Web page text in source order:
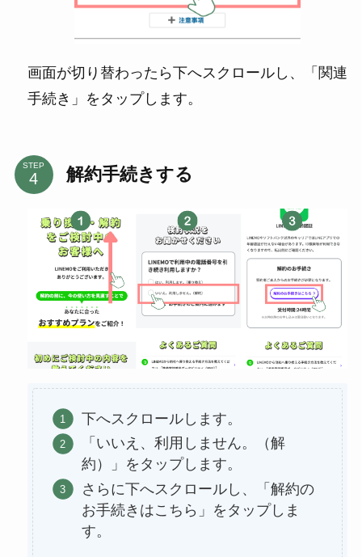
画面が切り替わったら下へスクロールし、「関連
手続き」をタップします。
STEP 解約手続きする
下へスクロールします。
「いいえ、利用しません。（解
約）」をタップします。
さらに下へスクロールし、「解約の
お手続きはこちら」をタップしま
す。